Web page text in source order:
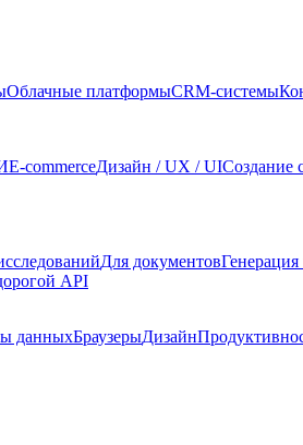
Облачные платформыCRM-системы
E-commerceДизайн / UX / UIСоздание
Для документов
API
данныхБраузерыДизайн